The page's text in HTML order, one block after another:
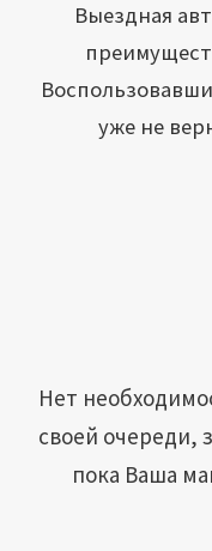
Выездная
уже не
Нет
своей очереди,
пока Ваша